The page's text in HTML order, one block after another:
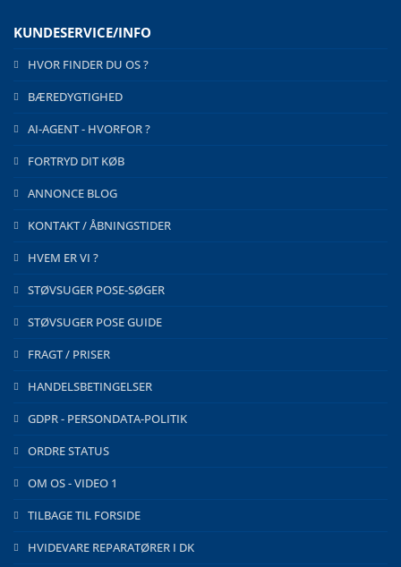
KUNDESERVICE/INFO
HVOR FINDER DU OS ?
BÆREDYGTIGHED
AI-AGENT - HVORFOR ?
FORTRYD DIT KØB
ANNONCE BLOG
KONTAKT / ÅBNINGSTIDER
HVEM ER VI ?
STØVSUGER POSE-SØGER
STØVSUGER POSE GUIDE
FRAGT / PRISER
HANDELSBETINGELSER
GDPR - PERSONDATA-POLITIK
ORDRE STATUS
OM OS - VIDEO 1
TILBAGE TIL FORSIDE
HVIDEVARE REPARATØRER I DK